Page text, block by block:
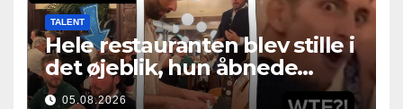
TALENT
Hele restauranten blev stille i
det øjeblik, hun åbnede
munden
05.08.2026